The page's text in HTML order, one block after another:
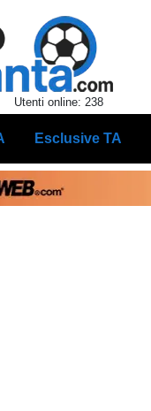
Utenti online: 238
Esclusive TA